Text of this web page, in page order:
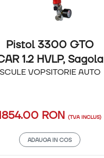
Pistol 3300 GTO
1.2 HVLP, Sagola
SCULE VOPSITORIE AUTO
RON(TVA INCLUS)
ADAUGA IN COS